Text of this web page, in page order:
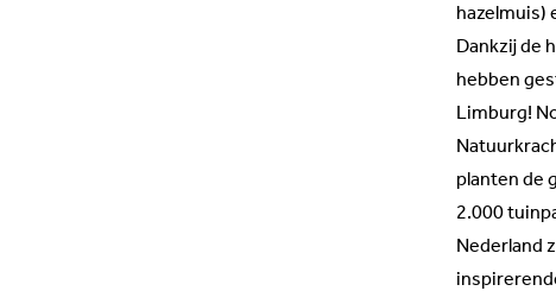
hazelmuis)
Dankzij de
hebben
Limburg!
planten de
2.000
Nederland